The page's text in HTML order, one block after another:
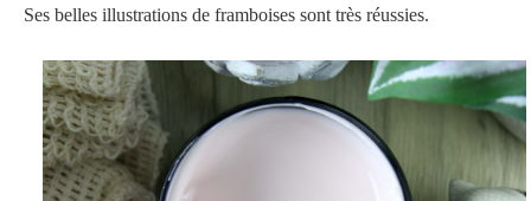
Ses belles illustrations de framboises sont très réussies.